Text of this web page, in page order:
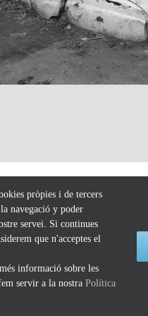
Edicions |Contacte |Política de Cookies
Fet perPensódromo
InstagramTwitter
pròpies i de tercers
navegació y poder
servei. Si continues
que n'acceptes el
informació sobre les
servir a la nostra Política